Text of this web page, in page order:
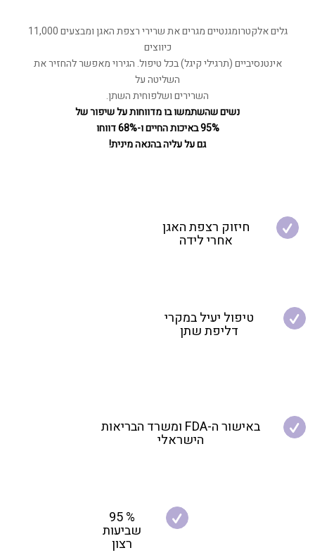
גלים אלקטרומגנטיים מגרים את שרירי רצפת האגן ומבצעים 11,000
כיווצים
אינטנסיביים (תרגילי קיגל) בכל טיפול. הגירוי מאפשר להחזיר את
השליטה על
השרירים ושלפוחית השתן.
נשים שהשתמשו בו מדווחות על שיפורשל
95% באיכות החיים ו-68% דווחו
גם על עליה בהנאה מינית!
חיזוק רצפת האגן
אחרי לידה
טיפול יעיל במקרי
דליפת שתן
באישור ה-FDA ומשרד הבריאות
הישראלי
% 95
שביעות
רצון